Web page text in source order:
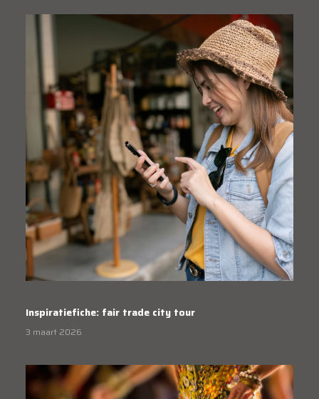
Inspiratiefiche: fair trade city tour
3 maart 2026